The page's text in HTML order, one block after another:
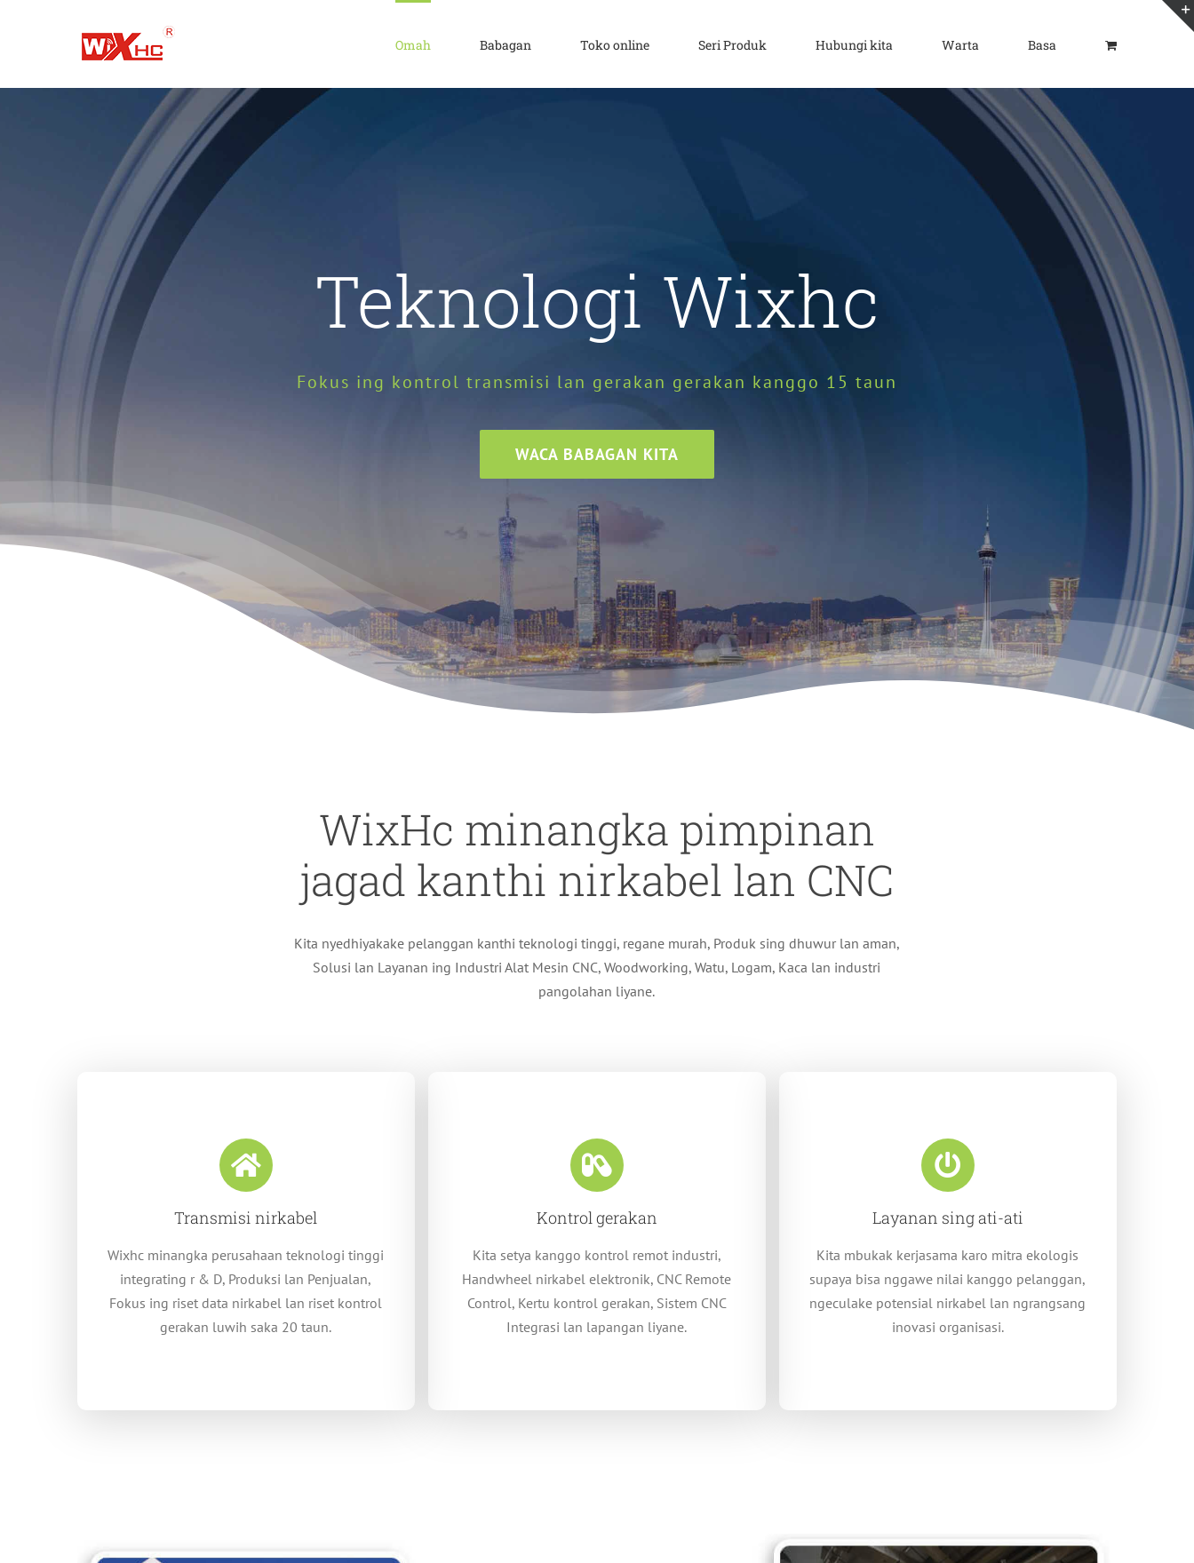
Omah Babagan Toko online Seri Produk Hubungi kita Warta Basa
Teknologi Wixhc
Fokus ing kontrol transmisi lan gerakan gerakan kanggo 15 taun
WACA BABAGAN KITA
WixHc minangka pimpinan
jagad kanthi nirkabel lan CNC
Kita nyedhiyakake pelanggan kanthi teknologi tinggi, regane murah, Produk sing dhuwur lan aman,
Solusi lan Layanan ing Industri Alat Mesin CNC, Woodworking, Watu, Logam, Kaca lan industri
pangolahan liyane.
Transmisi nirkabel
Wixhc minangka perusahaan teknologi tinggi
integrating r & D, Produksi lan Penjualan,
Fokus ing riset data nirkabel lan riset kontrol
gerakan luwih saka 20 taun.
Kontrol gerakan
Kita setya kanggo kontrol remot industri,
Handwheel nirkabel elektronik, CNC Remote
Control, Kertu kontrol gerakan, Sistem CNC
Integrasi lan lapangan liyane.
Layanan sing ati-ati
Kita mbukak kerjasama karo mitra ekologis
supaya bisa nggawe nilai kanggo pelanggan,
ngeculake potensial nirkabel lan ngrangsang
inovasi organisasi.